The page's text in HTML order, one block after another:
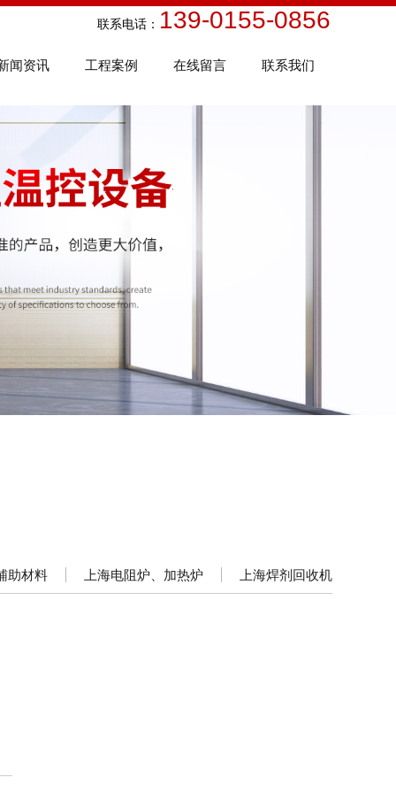
： 139-0155-0856
闻资讯 工程案例 在线留言 联系我们
助材料 上海电阻炉、加热炉 上海焊剂回收机